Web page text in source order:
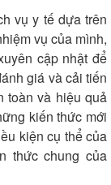
vụ y tế dựa trên
vụ của mình,
cập nhật để
giá và cải tiến
toàn và hiệu quả
kiến thức mới
kiện cụ thể của
thức chung của